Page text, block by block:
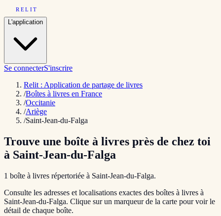
RELIT
L'application
Se connecterS'inscrire
Relit : Application de partage de livres
/Boîtes à livres en France
/Occitanie
/Ariège
/Saint-Jean-du-Falga
Trouve une boîte à livres près de chez toi
à Saint-Jean-du-Falga
1 boîte à livres répertoriée à Saint-Jean-du-Falga.
Consulte les adresses et localisations exactes des boîtes à livres à
Saint-Jean-du-Falga. Clique sur un marqueur de la carte pour voir le
détail de chaque boîte.